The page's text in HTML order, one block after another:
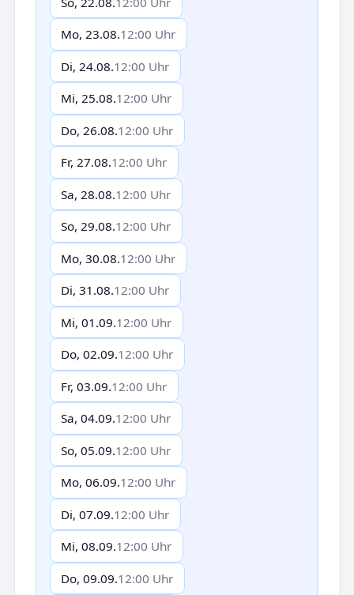
Mo, 23.08.12:00 Uhr
Di, 24.08.12:00 Uhr
Mi, 25.08.12:00 Uhr
Do, 26.08.12:00 Uhr
Fr, 27.08.12:00 Uhr
Sa, 28.08.12:00 Uhr
So, 29.08.12:00 Uhr
Mo, 30.08.12:00 Uhr
Di, 31.08.12:00 Uhr
Mi, 01.09.12:00 Uhr
Do, 02.09.12:00 Uhr
Fr, 03.09.12:00 Uhr
Sa, 04.09.12:00 Uhr
So, 05.09.12:00 Uhr
Mo, 06.09.12:00 Uhr
Di, 07.09.12:00 Uhr
Mi, 08.09.12:00 Uhr
Do, 09.09.12:00 Uhr